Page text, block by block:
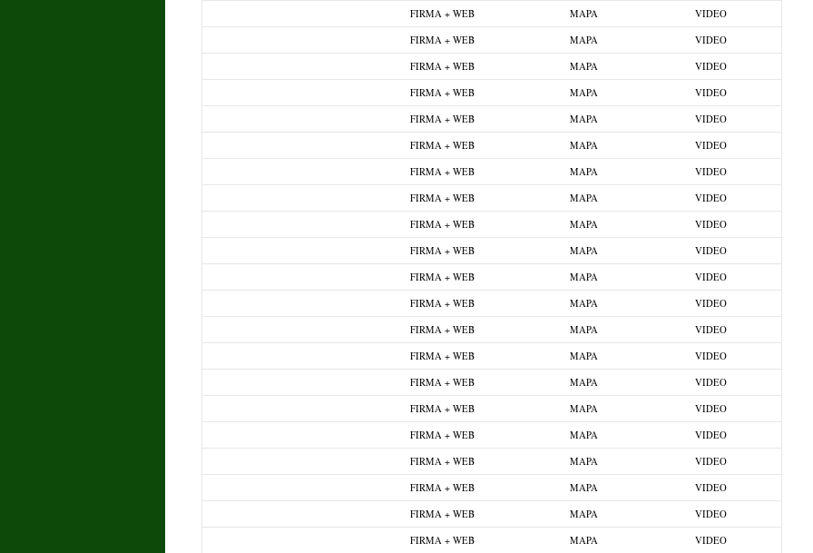
FIRMA + WEB MAPA VIDEO
FIRMA + WEB MAPA VIDEO
FIRMA + WEB MAPA VIDEO
FIRMA + WEB MAPA VIDEO
FIRMA + WEB MAPA VIDEO
FIRMA + WEB MAPA VIDEO
FIRMA + WEB MAPA VIDEO
FIRMA + WEB MAPA VIDEO
FIRMA + WEB MAPA VIDEO
FIRMA + WEB MAPA VIDEO
FIRMA + WEB MAPA VIDEO
FIRMA + WEB MAPA VIDEO
FIRMA + WEB MAPA VIDEO
FIRMA + WEB MAPA VIDEO
FIRMA + WEB MAPA VIDEO
FIRMA + WEB MAPA VIDEO
FIRMA + WEB MAPA VIDEO
FIRMA + WEB MAPA VIDEO
FIRMA + WEB MAPA VIDEO
FIRMA + WEB MAPA VIDEO
FIRMA + WEB MAPA VIDEO